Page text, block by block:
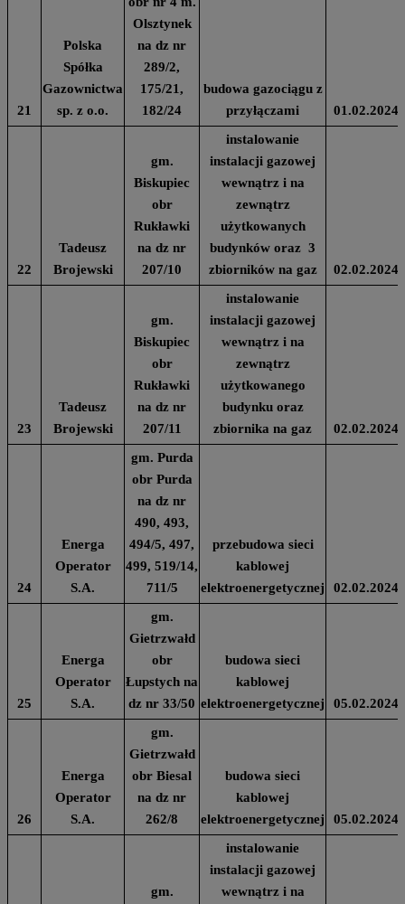
21
Polska
Spółka
Gazownictwa
sp. z o.o.
Olsztynek
na dz nr
289/2,
175/21,
182/24
budowa gazociągu z
przyłączami
01.02.2024
22
Tadeusz
Brojewski
gm.
Biskupiec
obr
Rukławki
na dz nr
207/10
instalowanie
instalacji gazowej
wewnątrz i na
zewnątrz
użytkowanych
budynków oraz 3
zbiorników na gaz
02.02.2024
23
Tadeusz
Brojewski
gm.
Biskupiec
obr
Rukławki
na dz nr
207/11
instalowanie
instalacji gazowej
wewnątrz i na
zewnątrz
użytkowanego
budynku oraz
zbiornika na gaz
02.02.2024
24
Energa
Operator
S.A.
gm. Purda
obr Purda
na dz nr
490, 493,
494/5, 497,
499, 519/14,
711/5
przebudowa sieci
kablowej
elektroenergetycznej
02.02.2024
25
Energa
Operator
S.A.
gm.
Gietrzwałd
obr
Łupstych na
dz nr 33/50
budowa sieci
kablowej
elektroenergetycznej
05.02.2024
26
Energa
Operator
S.A.
gm.
Gietrzwałd
obr Biesal
na dz nr
262/8
budowa sieci
kablowej
elektroenergetycznej
05.02.2024
gm.
instalowanie
instalacji gazowej
wewnątrz i na